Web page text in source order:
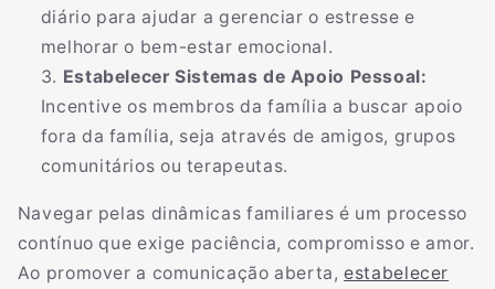
diário para ajudar a gerenciar o estresse e
melhorar o bem-estar emocional.
Estabelecer Sistemas de Apoio Pessoal:
Incentive os membros da família a buscar apoio
fora da família, seja através de amigos, grupos
comunitários ou terapeutas.
Navegar pelas dinâmicas familiares é um processo
contínuo que exige paciência, compromisso e amor.
Ao promover a comunicação aberta,estabelecer